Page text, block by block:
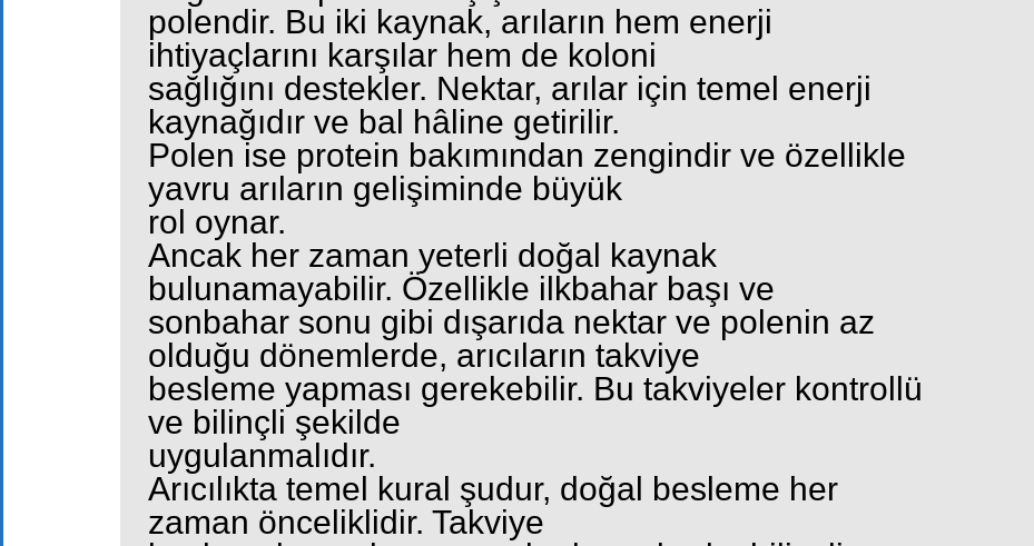
polendir. Bu iki kaynak, arıların hem enerji
ihtiyaçlarını karşılar hem de koloni
sağlığını destekler. Nektar, arılar için temel enerji
kaynağıdır ve bal hâline getirilir.
Polen ise protein bakımından zengindir ve özellikle
yavru arıların gelişiminde büyük
rol oynar.
Ancak her zaman yeterli doğal kaynak
bulunamayabilir. Özellikle ilkbahar başı ve
sonbahar sonu gibi dışarıda nektar ve polenin az
olduğu dönemlerde, arıcıların takviye
besleme yapması gerekebilir. Bu takviyeler kontrollü
ve bilinçli şekilde
uygulanmalıdır.
Arıcılıkta temel kural şudur, doğal besleme her
zaman önceliklidir. Takviye